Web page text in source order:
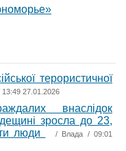
терористичної
13:49 27.01.2026
внаслідок
зросла до 23,
люди
/ Влада / 09:01